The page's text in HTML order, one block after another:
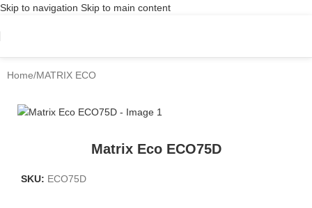
Skip to navigation Skip to main content
Home/MATRIX ECO
Matrix Eco ECO75D
SKU: ECO75D